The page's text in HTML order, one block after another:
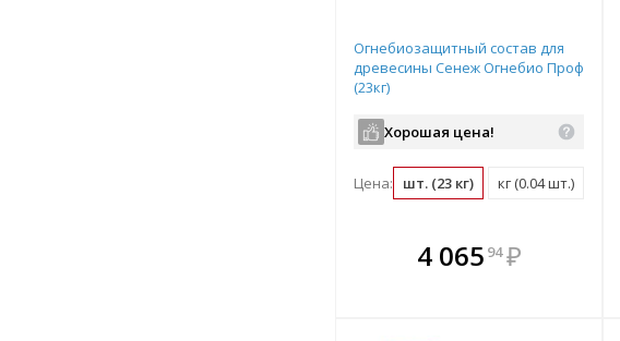
Огнебиозащитный состав для
древесины Сенеж Огнебио Проф
(23кг)
Хорошая цена!
Цена: шт. (23 кг) кг (0.04 шт.)
4 065 94 ₽
В комплекте
всегда выгоднее!